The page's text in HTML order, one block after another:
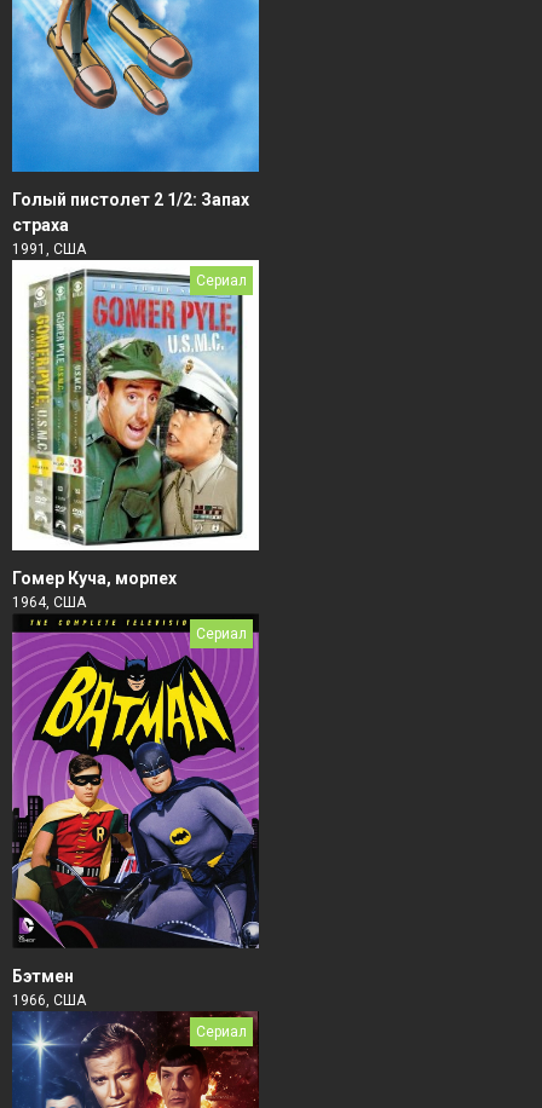
Голый пистолет 2 1/2: Запах
страха
1991, США
Сериал
Гомер Куча, морпех
1964, США
Сериал
Бэтмен
1966, США
Сериал